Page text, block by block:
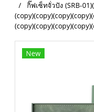
กิ๊ฟเซ็ทจั่วปัง (SRB-
New